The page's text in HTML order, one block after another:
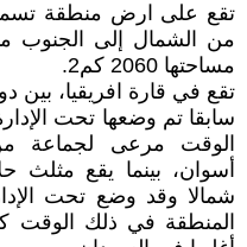
تقع على ارض منطقة
مساحتها 2060 كم2.
تقع في قارة افريقيا، بين
سابقا تم وضعها تحت
الوقت مرعى لجماعة
شمالا وقد وضع تحت
المنطقة في ذلك الوقت